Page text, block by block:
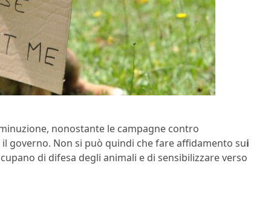
nonostante le campagne contro
governo. Non si può quindi che fare affidamento sui
di difesa degli animali e di sensibilizzare verso